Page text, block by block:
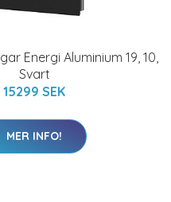
Energi Aluminium 19, 10,
Svart
15299 SEK
MER INFO!